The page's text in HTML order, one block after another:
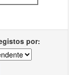
por: